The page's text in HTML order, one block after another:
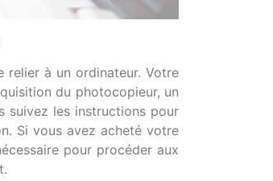
à un ordinateur. Votre
du photocopieur, un
suivez les instructions pour
Si vous avez acheté votre
pour procéder aux